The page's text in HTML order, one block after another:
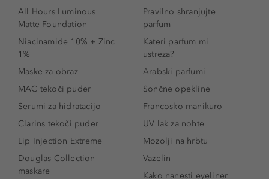
All Hours Luminous
Matte Foundation
Niacinamide 10% + Zinc
1%
Maske za obraz
MAC tekoči puder
Serumi za hidratacijo
Clarins tekoči puder
Lip Injection Extreme
Douglas Collection
maskare
Pravilno shranjujte
parfum
Kateri parfum mi
ustreza?
Arabski parfumi
Sončne opekline
Francosko manikuro
UV lak za nohte
Mozolji na hrbtu
Vazelin
Kako nanesti eyeliner